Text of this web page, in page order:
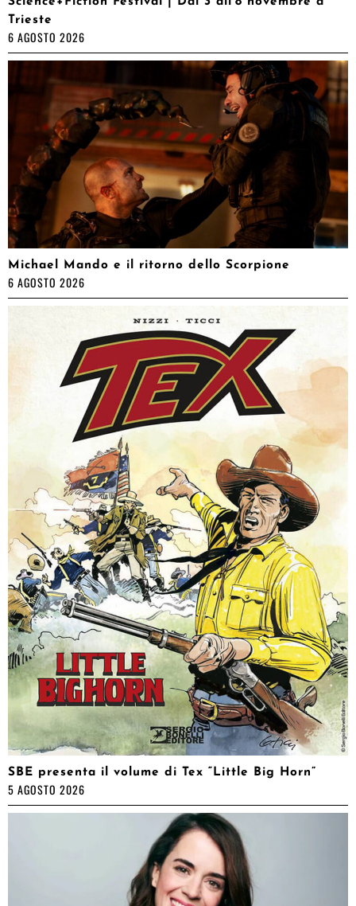
Trieste
6 AGOSTO 2026
Michael Mando e il ritorno dello Scorpione
6 AGOSTO 2026
SBE presenta il volume di Tex “Little Big Horn”
5 AGOSTO 2026